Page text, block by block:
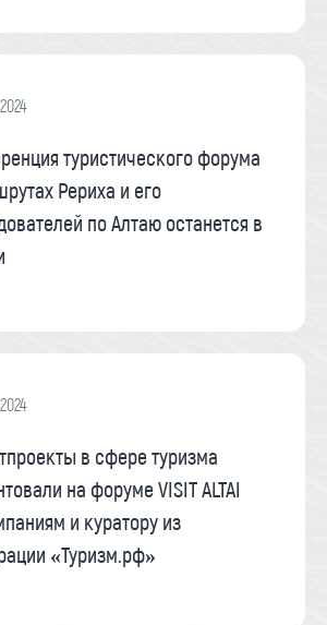
туристического форума
Рериха и его
по Алтаю останется в
в сфере туризма
на форуме VISIT ALTAI
и куратору из
«Туризм.рф»